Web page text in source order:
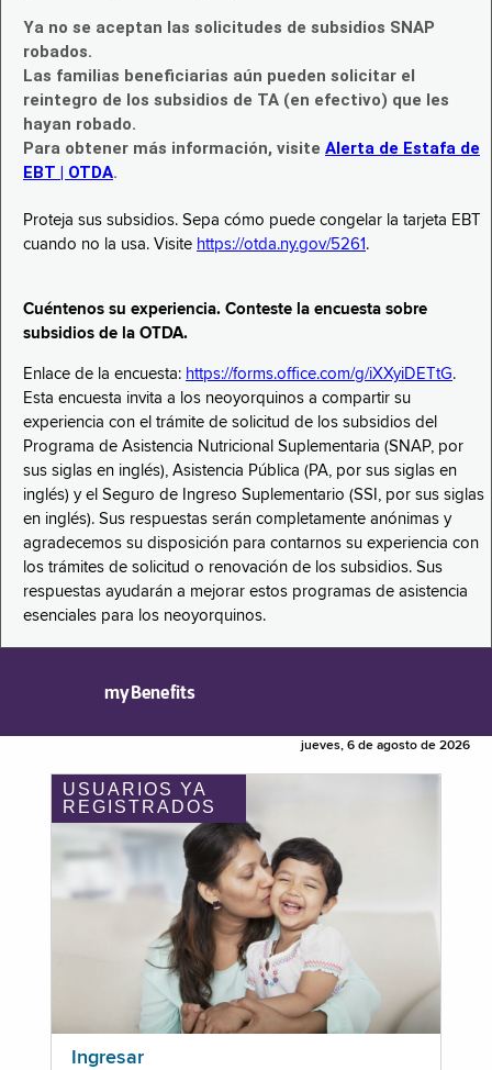
Ya no se aceptan las solicitudes de subsidios SNAP
robados.
Las familias beneficiarias aún pueden solicitar el
reintegro de los subsidios de TA (en efectivo) que les
hayan robado.
Para obtener más información, visite Alerta de Estafa de
EBT | OTDA.
Proteja sus subsidios. Sepa cómo puede congelar la tarjeta EBT
cuando no la usa. Visite https://otda.ny.gov/5261 .
Cuéntenos su experiencia. Conteste la encuesta sobre
subsidios de la OTDA.
Enlace de la encuesta: https://forms.office.com/g/iXXyiDETtG.
Esta encuesta invita a los neoyorquinos a compartir su
experiencia con el trámite de solicitud de los subsidios del
Programa de Asistencia Nutricional Suplementaria (SNAP, por
sus siglas en inglés), Asistencia Pública (PA, por sus siglas en
inglés) y el Seguro de Ingreso Suplementario (SSI, por sus siglas
en inglés). Sus respuestas serán completamente anónimas y
agradecemos su disposición para contarnos su experiencia con
los trámites de solicitud o renovación de los subsidios. Sus
respuestas ayudarán a mejorar estos programas de asistencia
esenciales para los neoyorquinos.
myBenefits
jueves, 6 de agosto de 2026
USUARIOS YA
REGISTRADOS
Ingresar